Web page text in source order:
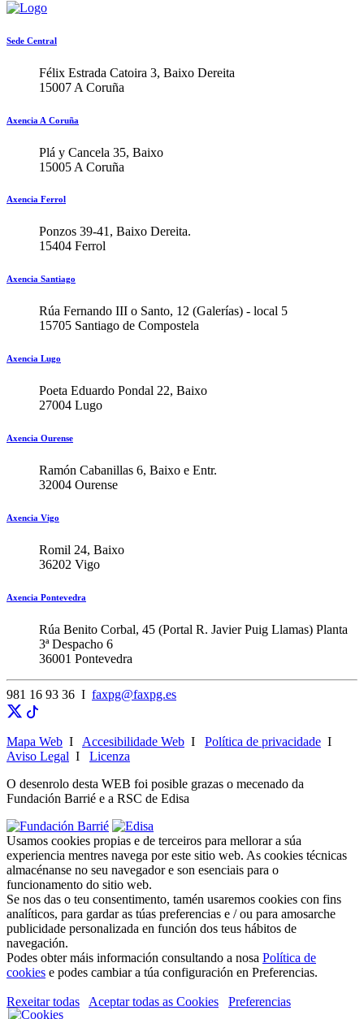
Sede Central
Félix Estrada Catoira 3, Baixo Dereita
15007 A Coruña
Axencia A Coruña
Plá y Cancela 35, Baixo
15005 A Coruña
Axencia Ferrol
Ponzos 39-41, Baixo Dereita.
15404 Ferrol
Axencia Santiago
Rúa Fernando III o Santo, 12 (Galerías) - local 5
15705 Santiago de Compostela
Axencia Lugo
Poeta Eduardo Pondal 22, Baixo
27004 Lugo
Axencia Ourense
Ramón Cabanillas 6, Baixo e Entr.
32004 Ourense
Axencia Vigo
Romil 24, Baixo
36202 Vigo
Axencia Pontevedra
Rúa Benito Corbal, 45 (Portal R. Javier Puig Llamas) Planta
3ª Despacho 6
36001 Pontevedra
981 16 93 36 I faxpg@faxpg.es
Mapa Web I Accesibilidade Web I Política de privacidade I
Aviso Legal I Licenza
O desenrolo desta WEB foi posible grazas o mecenado da
Fundación Barrié e a RSC de Edisa
Usamos cookies propias e de terceiros para mellorar a súa
experiencia mentres navega por este sitio web. As cookies técnicas
almacénanse no seu navegador e son esenciais para o
funcionamento do sitio web.
Se nos das o teu consentimento, tamén usaremos cookies con fins
analíticos, para gardar as túas preferencias e / ou para amosarche
publicidade personalizada en función dos teus hábitos de
navegación.
Podes obter máis información consultando a nosa Política de
cookies e podes cambiar a túa configuración en Preferencias.
Rexeitar todas Aceptar todas as Cookies Preferencias